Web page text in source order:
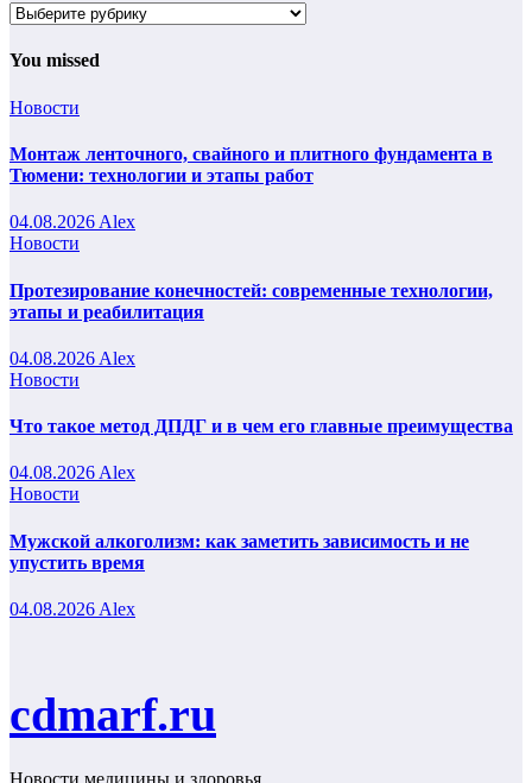
Рубрики
You missed
Новости
Монтаж ленточного, свайного и плитного фундамента в
Тюмени: технологии и этапы работ
04.08.2026 Alex
Новости
Протезирование конечностей: современные технологии,
этапы и реабилитация
04.08.2026 Alex
Новости
Что такое метод ДПДГ и в чем его главные преимущества
04.08.2026 Alex
Новости
Мужской алкоголизм: как заметить зависимость и не
упустить время
04.08.2026 Alex
cdmarf.ru
Новости медицины и здоровья